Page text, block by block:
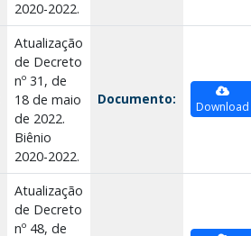
2020-2022.
Atualização
de Decreto
nº 31, de
18 de maio
de 2022.
Biênio
2020-2022.
Documento: Download
Atualização
de Decreto
nº 48, de